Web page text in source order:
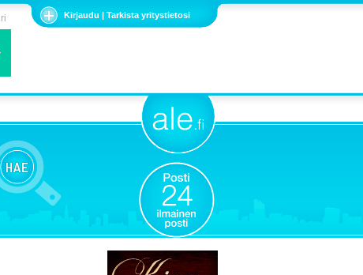
Kirjaudu | Tarkista yritystietosi